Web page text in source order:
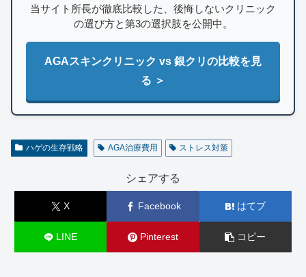
当サイト所長が徹底比較した、後悔しないクリニック
の選び方と第3の選択肢を公開中。
AGAスキンクリニック vs 銀クリの比較を見
る ＞
ハゲの生存戦略 AGA治療費用 ストレス対策
シェアする
X Facebook はてブ
LINE Pinterest コピー